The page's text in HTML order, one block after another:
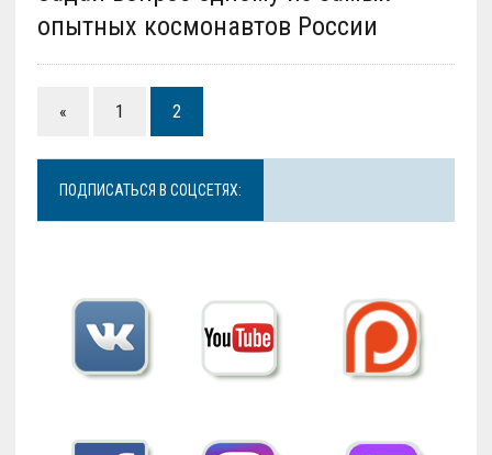
опытных космонавтов России
« 1 2
ПОДПИСАТЬСЯ В СОЦСЕТЯХ: